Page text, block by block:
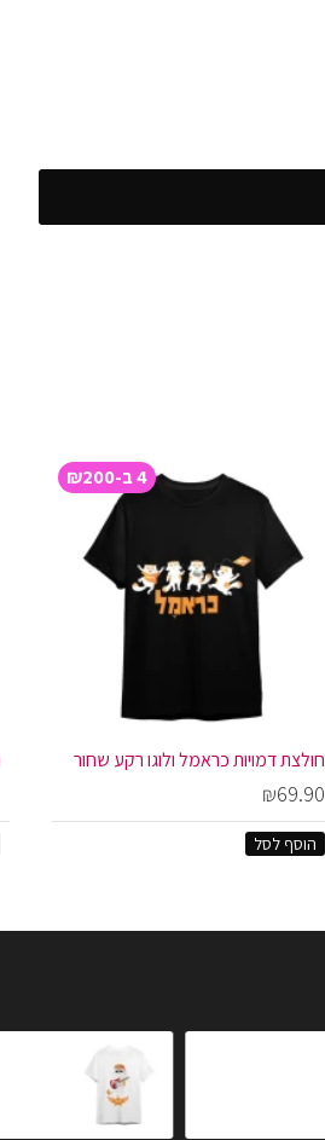
4 ב-₪200
חולצת דמויות כראמל ולוגו רקע שחור
₪69.90
הוסף לסל